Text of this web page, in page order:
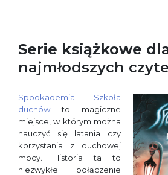
Serie książkowe
najmłodszych
Spookademia. Szkoła
duchówto magiczne
miejsce, w którym można
nauczyć się latania czy
korzystania z duchowej
mocy. Historia ta to
niezwykłe połączenie